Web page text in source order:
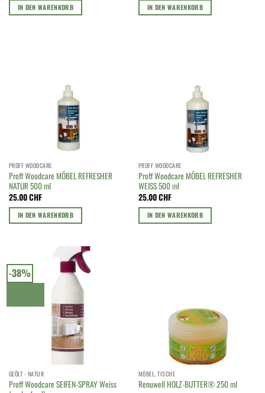
IN DEN WARENKORB IN DEN WARENKORB
PROFF WOODCARE
Proff Woodcare MÖBEL REFRESHER
NATUR 500 ml
25.00CHF
IN DEN WARENKORB
PROFF WOODCARE
Proff Woodcare MÖBEL REFRESHER
WEISS 500 ml
25.00CHF
IN DEN WARENKORB
-38%
GEÖLT - NATUR
Proff Woodcare SEIFEN-SPRAY Weiss
MÖBEL, TISCHE
Renuwell HOLZ-BUTTER® 250 ml